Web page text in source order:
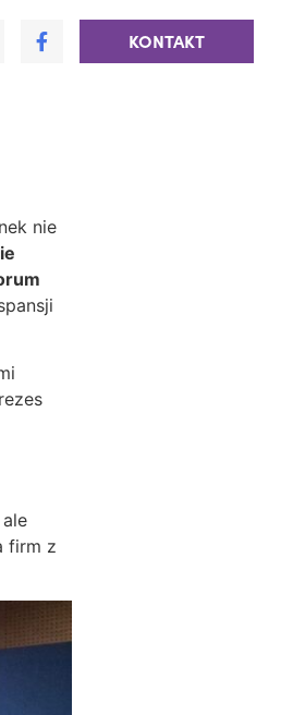
KONTAKT
nie
firm z